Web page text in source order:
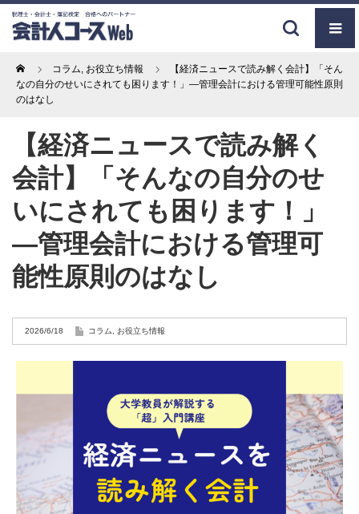
Home コラム, お役立ち情報
【経済ニュースで読み解く会計】「そん
なの自分のせいにされても困ります！」―管理会計における管理可能性原則
のはなし
【経済ニュースで読み解く
会計】「そんなの自分のせ
いにされても困ります！」
―管理会計における管理可
能性原則のはなし
2026/6/18 コラム お役立ち情報